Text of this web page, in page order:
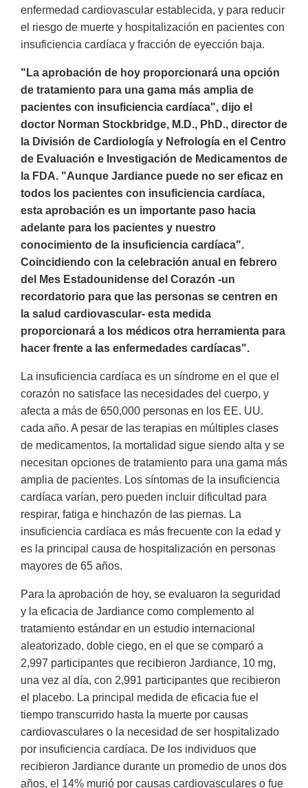
enfermedad cardiovascular establecida, y para reducir
el riesgo de muerte y hospitalización en pacientes con
insuficiencia cardíaca y fracción de eyección baja.
"La aprobación de hoy proporcionará una opción
de tratamiento para una gama más amplia de
pacientes con insuficiencia cardíaca", dijo el
doctor Norman Stockbridge, M.D., PhD., director de
la División de Cardiología y Nefrología en el Centro
de Evaluación e Investigación de Medicamentos de
la FDA. "Aunque Jardiance puede no ser eficaz en
todos los pacientes con insuficiencia cardíaca,
esta aprobación es un importante paso hacia
adelante para los pacientes y nuestro
conocimiento de la insuficiencia cardíaca".
Coincidiendo con la celebración anual en febrero
del Mes Estadounidense del Corazón -un
recordatorio para que las personas se centren en
la salud cardiovascular- esta medida
proporcionará a los médicos otra herramienta para
hacer frente a las enfermedades cardíacas".
La insuficiencia cardíaca es un síndrome en el que el
corazón no satisface las necesidades del cuerpo, y
afecta a más de 650,000 personas en los EE. UU.
cada año. A pesar de las terapias en múltiples clases
de medicamentos, la mortalidad sigue siendo alta y se
necesitan opciones de tratamiento para una gama más
amplia de pacientes. Los síntomas de la insuficiencia
cardíaca varían, pero pueden incluir dificultad para
respirar, fatiga e hinchazón de las piernas. La
insuficiencia cardíaca es más frecuente con la edad y
es la principal causa de hospitalización en personas
mayores de 65 años.
Para la aprobación de hoy, se evaluaron la seguridad
y la eficacia de Jardiance como complemento al
tratamiento estándar en un estudio internacional
aleatorizado, doble ciego, en el que se comparó a
2,997 participantes que recibieron Jardiance, 10 mg,
una vez al día, con 2,991 participantes que recibieron
el placebo. La principal medida de eficacia fue el
tiempo transcurrido hasta la muerte por causas
cardiovasculares o la necesidad de ser hospitalizado
por insuficiencia cardíaca. De los individuos que
recibieron Jardiance durante un promedio de unos dos
años, el 14% murió por causas cardiovasculares o fue